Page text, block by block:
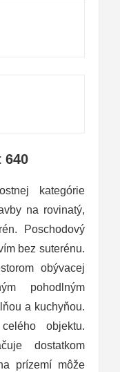
640
kategórie
na rovinatý,
Poschodový
bez suterénu.
obývacej
pohodlným
a kuchyňou.
objektu.
dostatkom
prízemí môže